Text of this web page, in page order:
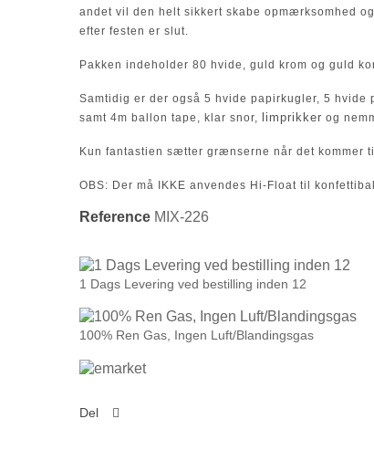
andet vil den helt sikkert skabe opmærksomhed
efter festen er slut.
Pakken indeholder 80 hvide, guld krom og guld
Samtidig er der også 5 hvide papirkugler, 5 hvide
samt 4m ballon tape, klar snor,
limprikker og
Kun fantastien sætter grænserne når det kommer
OBS: Der må IKKE anvendes Hi-Float til
Reference MIX-226
1 Dags Levering ved bestilling inden 12
100% Ren Gas, Ingen Luft/Blandingsgas
Del